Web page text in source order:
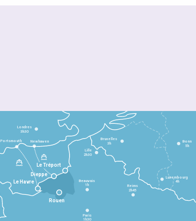
Le Havre
Dieppe
Le Tréport
Paris
1h30
Beauvais
1h Reims
2h45
Lille
2h30
Bruxelles
3h
Londres
3h30
Newhaven
Portsmouth Bonn
5h
Luxembourg
4h
Rouen